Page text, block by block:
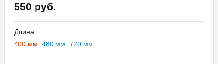
550 руб.
Длина
400 мм
480 мм 720 мм